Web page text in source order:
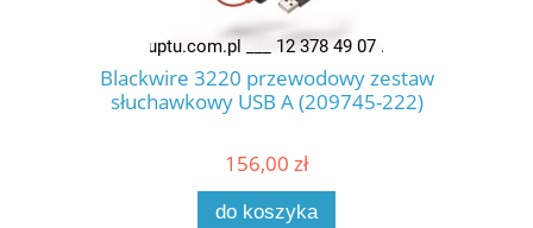
Blackwire 3220 przewodowy zestaw
słuchawkowy USB A (209745-222)
156,00 zł
do koszyka